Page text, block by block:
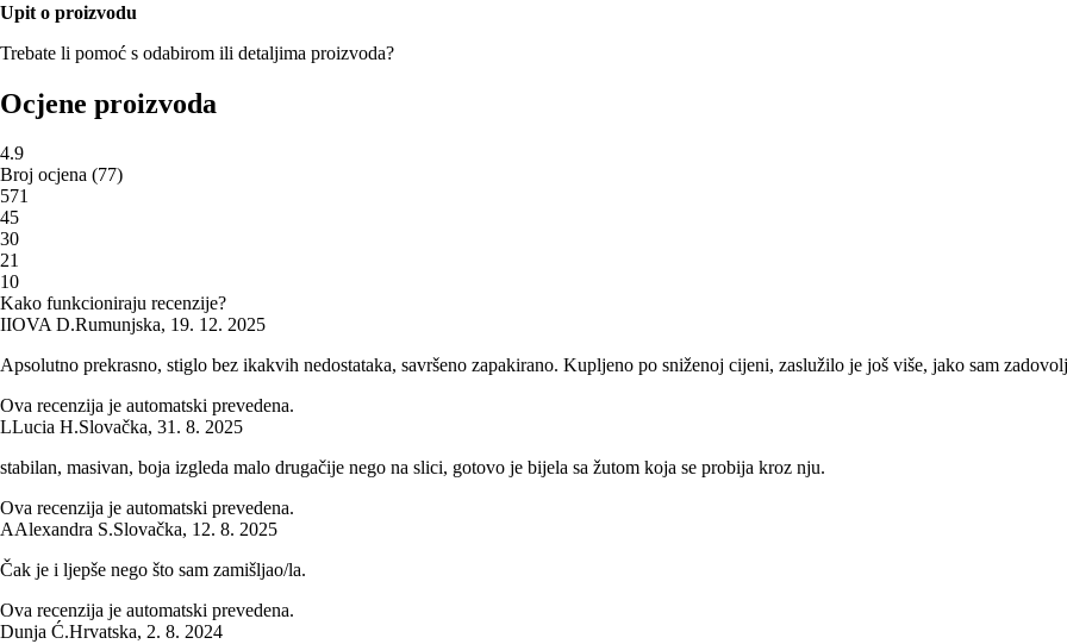
Upit o proizvodu
Trebate li pomoć s odabirom ili detaljima proizvoda?
Ocjene proizvoda
4.9
Broj ocjena (77)
571
45
30
21
10
Kako funkcioniraju recenzije?
IIOVA D.Rumunjska, 19. 12. 2025
Apsolutno prekrasno, stiglo bez ikakvih nedostataka, savršeno zapakirano. Kupljeno po sniženoj cijeni, zaslužilo je još više, jako sam
Ova recenzija je automatski prevedena.
LLucia H.Slovačka, 31. 8. 2025
stabilan, masivan, boja izgleda malo drugačije nego na slici, gotovo je bijela sa žutom koja se probija kroz nju.
Ova recenzija je automatski prevedena.
AAlexandra S.Slovačka, 12. 8. 2025
Čak je i ljepše nego što sam zamišljao/la.
Ova recenzija je automatski prevedena.
Dunja Ć.Hrvatska, 2. 8. 2024